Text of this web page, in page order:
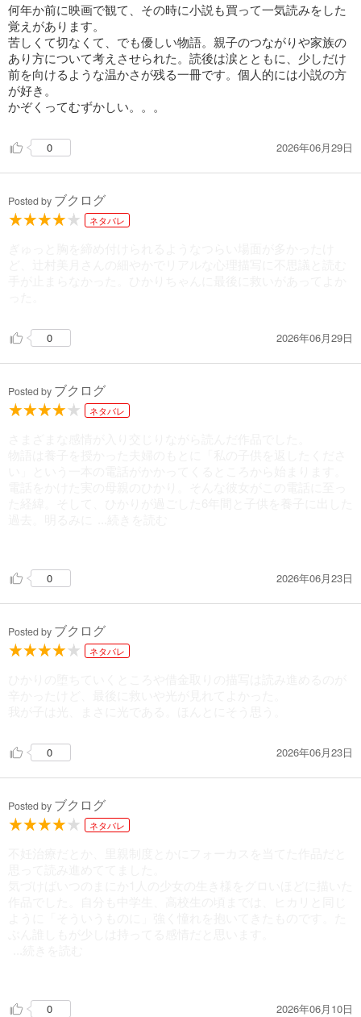
せられる1冊だった。
何年か前に映画で観て、その時に小説も買って一気読みをした
覚えがあります。
苦しくて切なくて、でも優しい物語。親子のつながりや家族の
あり方について考えさせられた。読後は涙とともに、少しだけ
前を向けるような温かさが残る一冊です。個人的には小説の方
が好き。
かぞくってむずかしい。。。
0 2026年06月29日
Posted by ブクログ
ネタバレ
0 2026年06月29日
Posted by ブクログ
ネタバレ
トにはまさに雷に打たれた衝撃が！？
どんなに辛い人生でも明けない夜はない。そんな想いを背負っ
存在と特別養子縁組という制度を多くの人に知ってもらう良い
きっかけになる一冊です！
0 2026年06月23日
Posted by ブクログ
ネタバレ
0 2026年06月23日
Posted by ブクログ
ネタバレ
辛いものでしたが。ラストの展開で救われました。
0 2026年06月10日